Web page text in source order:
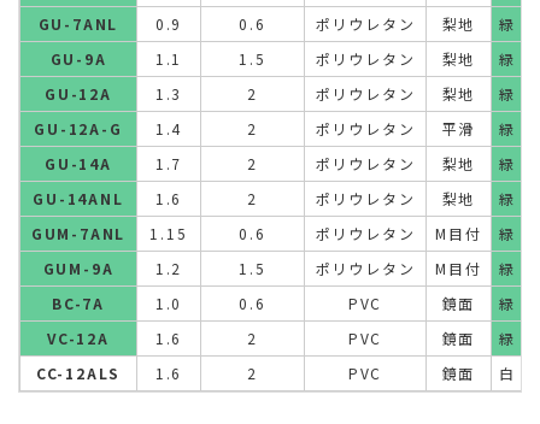
GU-7ANL
0.9 0.6 ポリウレタン 梨地 緑
GU-9A
1.1 1.5 ポリウレタン 梨地 緑
GU-12A
1.3 2 ポリウレタン 梨地 緑
GU-12A-G
1.4 2 ポリウレタン 平滑 緑
GU-14A
1.7 2 ポリウレタン 梨地 緑
GU-14ANL
1.6 2 ポリウレタン 梨地 緑
GUM-7ANL
1.15 0.6 ポリウレタン M目付 緑
GUM-9A
1.2 1.5 ポリウレタン M目付 緑
BC-7A
1.0 0.6 PVC 鏡面 緑
VC-12A
1.6 2 PVC 鏡面 緑
CC-12ALS
1.6 2 PVC 鏡面 白